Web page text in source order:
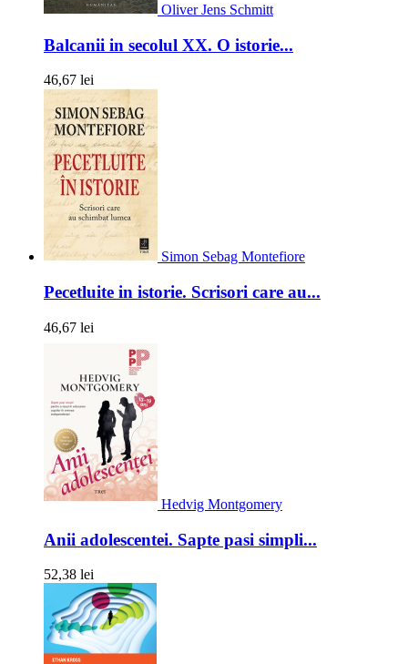
Oliver Jens Schmitt
Balcanii in secolul XX. O istorie...
46,67 lei
Simon Sebag Montefiore
Pecetluite in istorie. Scrisori care au...
46,67 lei
Hedvig Montgomery
Anii adolescentei. Sapte pasi simpli...
52,38 lei